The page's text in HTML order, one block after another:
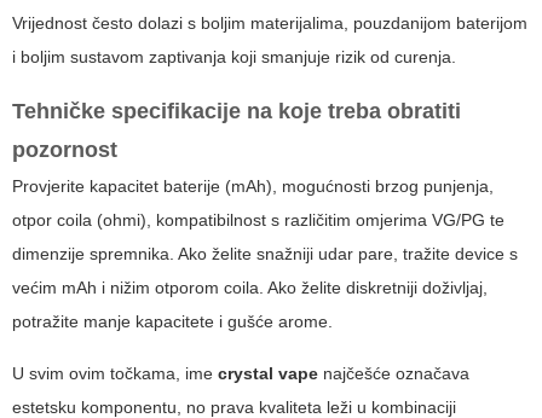
Vrijednost često dolazi s boljim materijalima, pouzdanijom baterijom
i boljim sustavom zaptivanja koji smanjuje rizik od curenja.
Tehničke specifikacije na koje treba obratiti
pozornost
Provjerite kapacitet baterije (mAh), mogućnosti brzog punjenja,
otpor coila (ohmi), kompatibilnost s različitim omjerima VG/PG te
dimenzije spremnika. Ako želite snažniji udar pare, tražite device s
većim mAh i nižim otporom coila. Ako želite diskretniji doživljaj,
potražite manje kapacitete i gušće arome.
U svim ovim točkama, ime crystal vape najčešće označava
estetsku komponentu, no prava kvaliteta leži u kombinaciji